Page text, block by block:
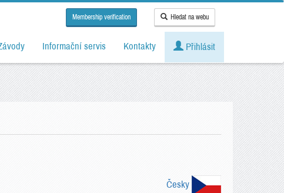
Membership verification Hledat na webu
Informační servis Kontakty Přihlásit
Česky